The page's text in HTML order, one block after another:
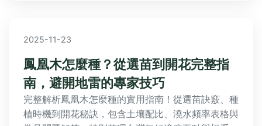
2025-11-23
鳳凰木怎麼種？從選苗到開花完整指
南，避開地雷的專家技巧
完整解析鳳凰木怎麼種的實用指南！從選苗訣竅、種
植時機到開花秘訣，包含土壤配比、澆水頻率表格與